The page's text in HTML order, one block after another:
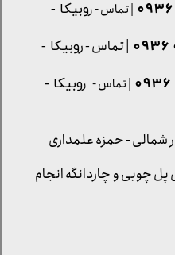
| تماس - روبیکا -
شمالی - حمزه علمداری
| تماس - روبیکا -
| تماس - روبیکا -
پل چوبی و چاردانگه انجام